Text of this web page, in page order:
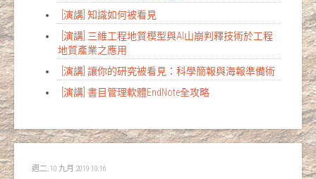
[演講] 知識如何被看見
[演講] 三維工程地質模型與AI山崩判釋技術於工程
地質產業之應用
[演講] 讓你的研究被看見：科學簡報與海報準備術
[演講] 書目管理軟體EndNote全攻略
週二, 10 九月 2019 10:16